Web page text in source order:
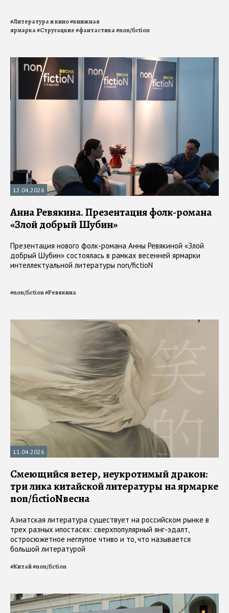
#Литература и кино#книжная
ярмарка#Стругацкие#фантастика#non/fiction
12.04.2026
Анна Ревякина. Презентация фолк-романа
«Злой добрый Шубин»
Презентация нового фолк-романа Анны Ревякиной «Злой
добрый Шубин» состоялась в рамках весенней ярмарки
интеллектуальной литературы non/fictioN
#non/fiction#Ревякина
11.04.2026
Смеющийся ветер, неукротимый дракон:
три лика китайской литературы на ярмарке
non/fictioNвecнa
Азиатская литература существует на российском рынке в
трех разных ипостасях: сверхпопулярный янг-эдалт,
остросюжетное неглупое чтиво и то, что называется
большой литературой
#Китай#non/fiction